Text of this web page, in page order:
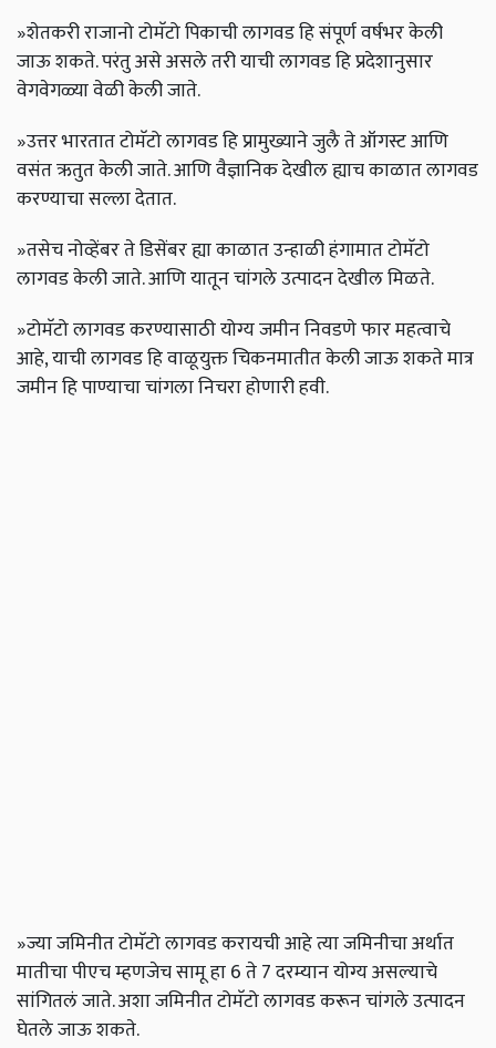
»शेतकरी राजानो टोमॅटो पिकाची लागवड हि संपूर्ण वर्षभर केली
जाऊ शकते. परंतु असे असले तरी याची लागवड हि प्रदेशानुसार
वेगवेगळ्या वेळी केली जाते.
»उत्तर भारतात टोमॅटो लागवड हि प्रामुख्याने जुलै ते ऑगस्ट आणि
वसंत ऋतुत केली जाते. आणि वैज्ञानिक देखील ह्याच काळात लागवड
करण्याचा सल्ला देतात.
»तसेच नोव्हेंबर ते डिसेंबर ह्या काळात उन्हाळी हंगामात टोमॅटो
लागवड केली जाते. आणि यातून चांगले उत्पादन देखील मिळते.
»टोमॅटो लागवड करण्यासाठी योग्य जमीन निवडणे फार महत्वाचे
आहे, याची लागवड हि वाळूयुक्त चिकनमातीत केली जाऊ शकते मात्र
जमीन हि पाण्याचा चांगला निचरा होणारी हवी.
»ज्या जमिनीत टोमॅटो लागवड करायची आहे त्या जमिनीचा अर्थात
मातीचा पीएच म्हणजेच सामू हा 6 ते 7 दरम्यान योग्य असल्याचे
सांगितलं जाते. अशा जमिनीत टोमॅटो लागवड करून चांगले उत्पादन
घेतले जाऊ शकते.